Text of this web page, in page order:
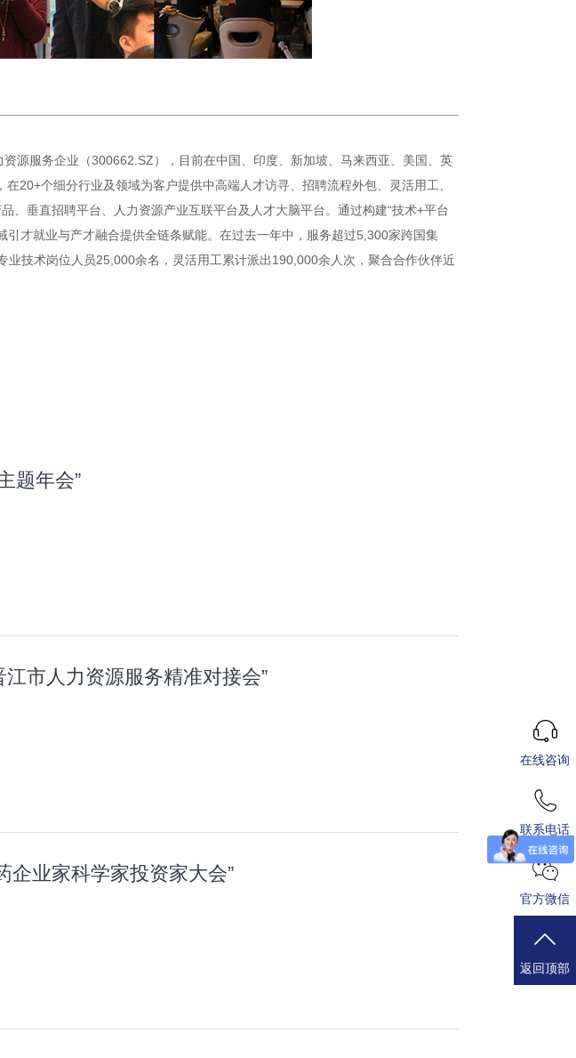
源服务企业（300662.SZ），目前在中国、印度、新加坡、马来西亚、美国、英
20+个细分行业及领域为客户提供中高端人才访寻、招聘流程外包、灵活用工、
、垂直招聘平台、人力资源产业互联平台及人才大脑平台。通过构建“技术+平台
才就业与产才融合提供全链条赋能。在过去一年中，服务超过5,300家跨国集
技术岗位人员25,000余名，灵活用工累计派出190,000余人次，聚合合作伙伴近
题年会”
市人力资源服务精准对接会”
企业家科学家投资家大会”
在线咨询
联系电话
官方微信
返回顶部